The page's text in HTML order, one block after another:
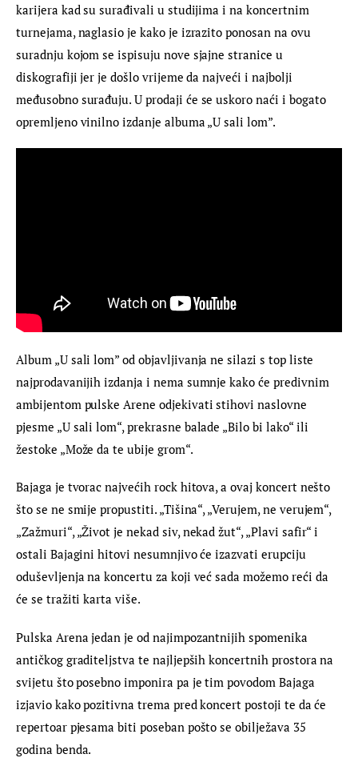
karijera kad su surađivali u studijima i na koncertnim
turnejama, naglasio je kako je izrazito ponosan na ovu
suradnju kojom se ispisuju nove sjajne stranice u
diskografiji jer je došlo vrijeme da najveći i najbolji
međusobno surađuju. U prodaji će se uskoro naći i bogato
opremljeno vinilno izdanje albuma „U sali lom”.
Album „U sali lom” od objavljivanja ne silazi s top liste
najprodavanijih izdanja i nema sumnje kako će predivnim
ambijentom pulske Arene odjekivati stihovi naslovne
pjesme „U sali lom“, prekrasne balade „Bilo bi lako“ ili
žestoke „Može da te ubije grom“.
Bajaga je tvorac najvećih rock hitova, a ovaj koncert nešto
što se ne smije propustiti. „Tišina“, „Verujem, ne verujem“,
„Zažmuri“, „Život je nekad siv, nekad žut“, „Plavi safir“ i
ostali Bajagini hitovi nesumnjivo će izazvati erupciju
oduševljenja na koncertu za koji već sada možemo reći da
će se tražiti karta više.
Pulska Arena jedan je od najimpozantnijih spomenika
antičkog graditeljstva te najljepših koncertnih prostora na
svijetu što posebno imponira pa je tim povodom Bajaga
izjavio kako pozitivna trema pred koncert postoji te da će
repertoar pjesama biti poseban pošto se obilježava 35
godina benda.